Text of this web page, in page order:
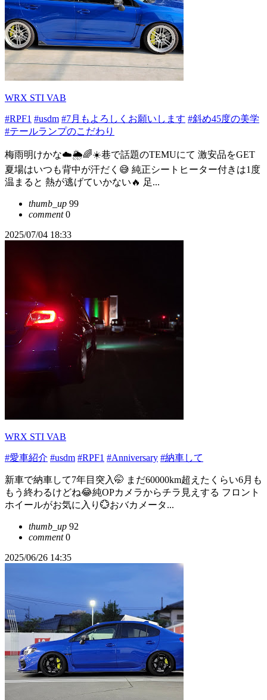
WRX STI VAB
#RPF1 #usdm #7月もよろしくお願いします #斜め45度の美学
#テールランプのこだわり
梅雨明けかな☁️🌦🌈☀️巷で話題のTEMUにて 激安品をGET
夏場はいつも背中が汗だく😅 純正シートヒーター付きは1度
温まると 熱が逃げていかない🔥 足...
thumb_up 99
comment0
2025/07/04 18:33
WRX STI VAB
#愛車紹介 #usdm #RPF1 #Anniversary #納車して
新車で納車して7年目突入🤭 まだ60000km超えたくらい6月も
もう終わるけどね😂純OPカメラからチラ見えする フロント
ホイールがお気に入り💮おバカメータ...
thumb_up 92
comment0
2025/06/26 14:35